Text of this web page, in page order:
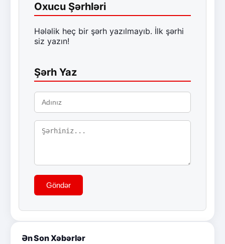
Oxucu Şərhləri
Hələlik heç bir şərh yazılmayıb. İlk şərhi
siz yazın!
Şərh Yaz
Göndər
Ən Son Xəbərlər